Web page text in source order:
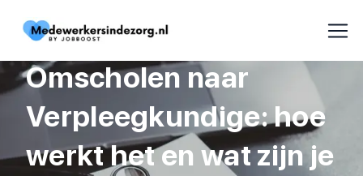
Omscholen naar
Verpleegkundige: hoe
werkt het en wat zijn je